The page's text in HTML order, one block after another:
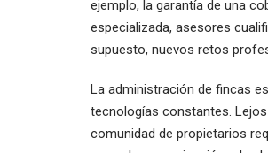
ejemplo, la garantía de una
especializada, asesores
supuesto, nuevos retos
La administración de fincas
tecnologías constantes.
comunidad de propietarios